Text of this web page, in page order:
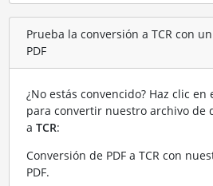
Prueba la conversión a TCR con
PDF
¿No estás convencido? Haz clic
para convertir nuestro archivo de
a TCR:
Conversión de PDF a TCR con
PDF.